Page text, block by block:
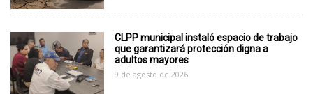
CLPP municipal instaló espacio de trabajo
que garantizará protección digna a
adultos mayores
9 de agosto de 2026